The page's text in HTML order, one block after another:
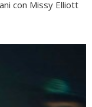
con Missy Elliott